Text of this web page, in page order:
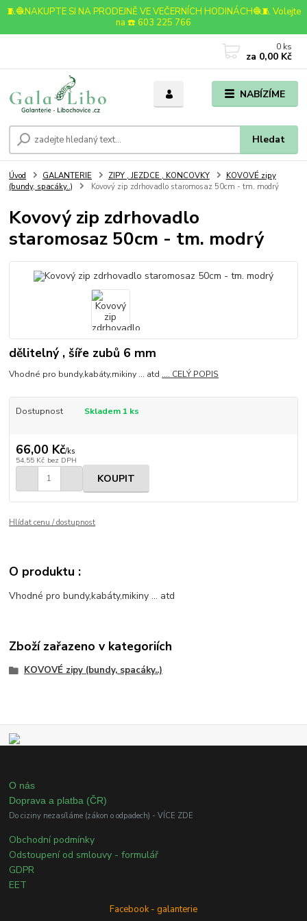
🧵🧶NAKUPTE SI NA PRODEJNĚ VE VEČERNÍCH HODINÁCH🧶🧵 Volejte
na ☎️ 603 225 766
NABÍZÍME
Hledat
0 ks
za 0,00 Kč
Úvod GALANTERIE ZIPY , JEZDCE , KONCOVKY
KOVOVÉ zipy
(bundy, spacáky..)
Kovový zip zdrhovadlo staromosaz 50cm - tm. modrý
Kovový zip zdrhovadlo
staromosaz 50cm - tm. modrý
dělitelný , šíře zubů 6 mm
Vhodné pro bundy,kabáty,mikiny ... atd .... CELÝ POPIS
Dostupnost Skladem 1 ks
66,00 Kč/ks
54,55 Kč bez DPH
KOUPIT
Hlídat cenu / dostupnost
O produktu :
Vhodné pro bundy,kabáty,mikiny ... atd
Zboží zařazeno v kategoriích
KOVOVÉ zipy (bundy, spacáky..)
O nás
Doprava a platba (ČR)
Do ciziny nezasíláme (zákon o odpadech) - VÍCE ZDE
Obchodní podmínky
Odstoupení od smlouvy - formulář
GDPR
EET
Facebook - galanterie